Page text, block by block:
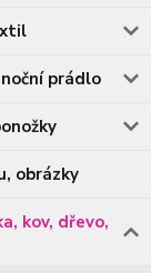
prádlo
obrázky
kov, dřevo,